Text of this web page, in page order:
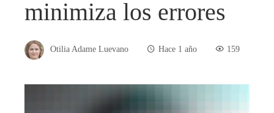
minimiza los errores
Otilia Adame Luevano Hace 1 año 159